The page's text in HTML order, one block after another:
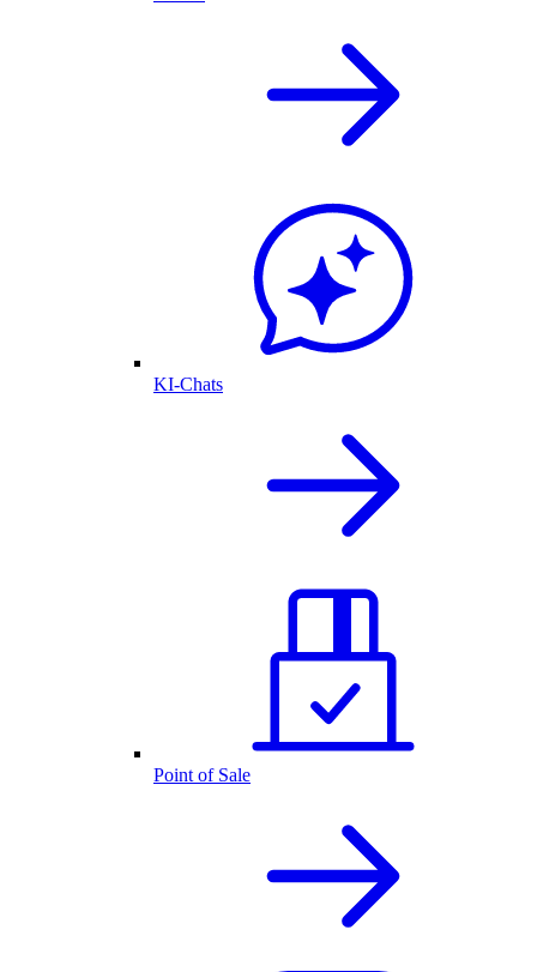
KI-Chats
Point of Sale